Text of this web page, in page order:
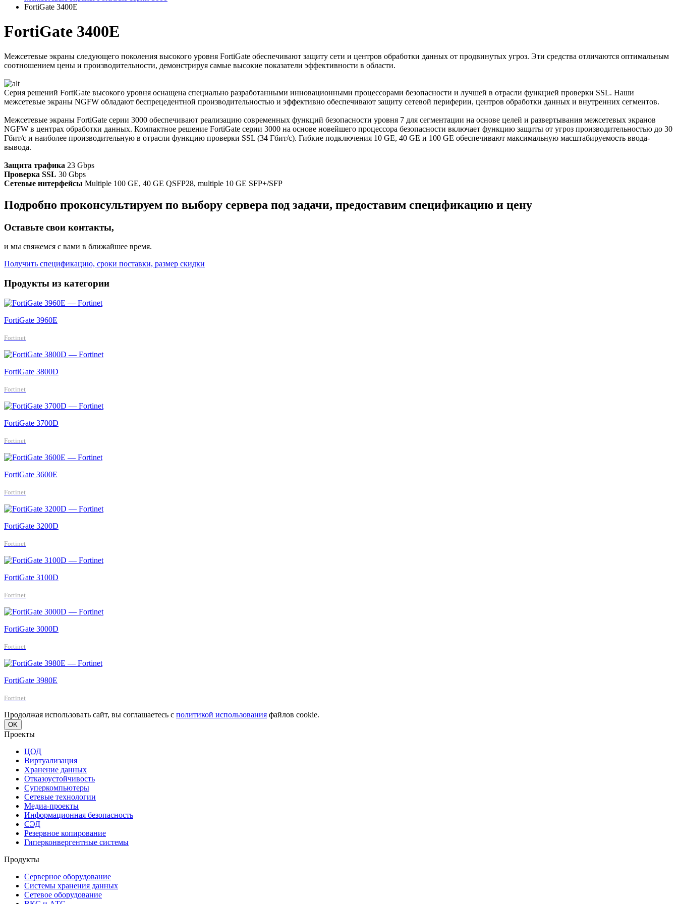
FortiGate 3400E
FortiGate 3400E
Межсетевые экраны следующего поколения высокого уровня FortiGate обеспечивают защиту сети и центров обработки данных от продвинутых угроз. Эти средства отличаются оптимальным
соотношением цены и производительности, демонстрируя самые высокие показатели эффективности в области.
Серия решений FortiGate высокого уровня оснащена специально разработанными инновационными процессорами безопасности и лучшей в отрасли функцией проверки SSL. Наши
межсетевые экраны NGFW обладают беспрецедентной производительностью и эффективно обеспечивают защиту сетевой периферии, центров обработки данных и внутренних сегментов.
Межсетевые экраны FortiGate серии 3000 обеспечивают реализацию современных функций безопасности уровня 7 для сегментации на основе целей и развертывания межсетевых экранов
NGFW в центрах обработки данных. Компактное решение FortiGate серии 3000 на основе новейшего процессора безопасности включает функцию защиты от угроз производительностью до 30
Гбит/с и наиболее производительную в отрасли функцию проверки SSL (34 Гбит/с). Гибкие подключения 10 GE, 40 GE и 100 GE обеспечивают максимальную масштабируемость ввода-
вывода.
Защита трафика 23 Gbps
Проверка SSL 30 Gbps
Сетевые интерфейсы Multiple 100 GE, 40 GE QSFP28, multiple 10 GE SFP+/SFP
Подробно проконсультируем по выбору сервера под задачи, предоставим спецификацию и цену
Оставьте свои контакты,
и мы свяжемся с вами в ближайшее время.
Получить спецификацию, сроки поставки, размер скидки
Продукты из категории
FortiGate 3960E
Fortinet
FortiGate 3800D
Fortinet
FortiGate 3700D
Fortinet
FortiGate 3600E
Fortinet
FortiGate 3200D
Fortinet
FortiGate 3100D
Fortinet
FortiGate 3000D
Fortinet
FortiGate 3980E
Fortinet
Продолжая использовать сайт, вы соглашаетесь с политикой использования файлов cookie.
OK
Проекты
ЦОД
Виртуализация
Хранение данных
Отказоустойчивость
Суперкомпьютеры
Сетевые технологии
Медиа-проекты
Информационная безопасность
СЭД
Резервное копирование
Гиперконвергентные системы
Продукты
Серверное оборудование
Системы хранения данных
Сетевое оборудование